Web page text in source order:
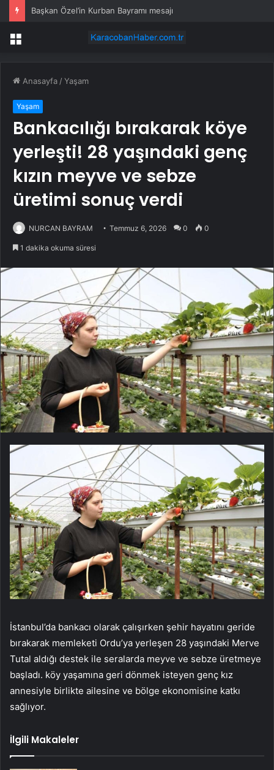
Başkan Özel’in Kurban Bayramı mesajı
Menü
Anasayfa /Yaşam
Yaşam
Bankacılığı bırakarak köye
yerleşti! 28 yaşındaki genç
kızın meyve ve sebze
üretimi sonuç verdi
NURCAN BAYRAM Temmuz 6, 2026 0 0
1 dakika okuma süresi
İstanbul’da bankacı olarak çalışırken şehir hayatını geride
bırakarak memleketi Ordu’ya yerleşen 28 yaşındaki Merve
Tutal aldığı destek ile seralarda meyve ve sebze üretmeye
başladı. köy yaşamına geri dönmek isteyen genç kız
annesiyle birlikte ailesine ve bölge ekonomisine katkı
sağlıyor.
İlgili Makaleler